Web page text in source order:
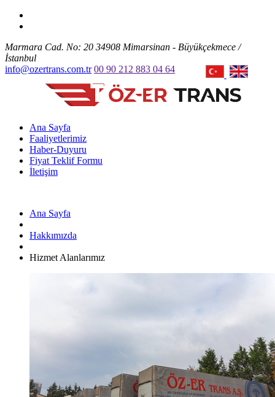
Marmara Cad. No: 20 34908 Mimarsinan - Büyükçekmece /
İstanbul
info@ozertrans.com.tr 00 90 212 883 04 64
Ana Sayfa
Faaliyetlerimiz
Haber-Duyuru
Fiyat Teklif Formu
İletişim
Ana Sayfa
Hakkımızda
Hizmet Alanlarımız